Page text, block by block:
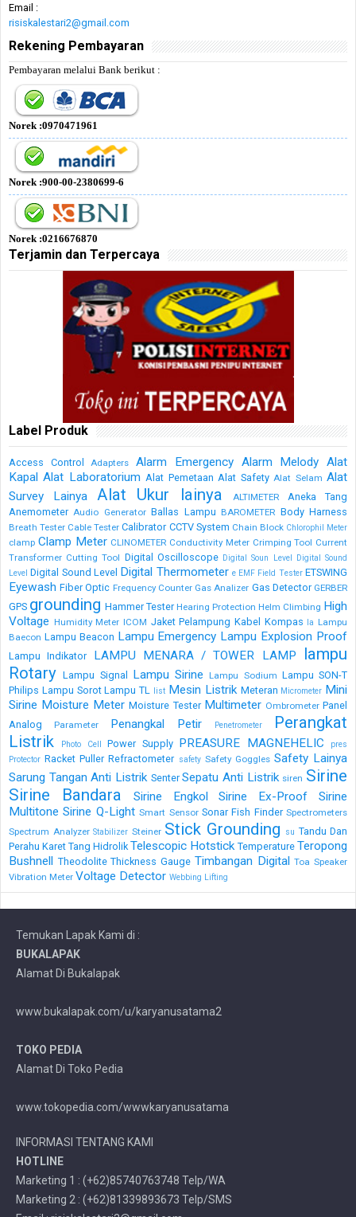
Email :
risiskalestari2@gmail.com
Rekening Pembayaran
Pembayaran melalui Bank berikut :
Norek :0970471961
Norek :900-00-2380699-6
Norek :0216676870
Terjamin dan Terpercaya
Label Produk
Access Control Adapters Alarm Emergency Alarm Melody Alat
Kapal Alat Laboratorium Alat Pemetaan Alat Safety Alat Selam Alat
Survey Lainya
Alat Ukur lainya ALTIMETER
Aneka Tang
Anemometer Audio Generator Ballas Lampu BAROMETER Body Harness
Breath Tester Cable Tester Calibrator CCTV System Chain Block Chlorophil Meter
clamp Clamp Meter CLINOMETER Conductivity Meter Crimping Tool Current
Transformer Cutting Tool Digital Oscilloscope Digital Soun Level Digital Sound
Level Digital Sound Level Digital Thermometer e EMF Field Tester ETSWING
Eyewash Fiber Optic Frequency Counter Gas Analizer Gas Detector GERBER
GPS grounding Hammer Tester Hearing Protection Helm Climbing High
Voltage Humidity Meter ICOM Jaket Pelampung Kabel Kompas la Lampu
Baecon Lampu Beacon Lampu Emergency Lampu Explosion Proof
Lampu Indikator LAMPU MENARA / TOWER LAMP
lampu
Rotary Lampu Signal Lampu Sirine Lampu Sodium Lampu SON-T
Philips Lampu Sorot Lampu TL list Mesin Listrik Meteran Micrometer Mini
Sirine Moisture Meter Moisture Tester Multimeter Ombrometer Panel
Analog
Parameter Penangkal Petir Penetrometer
Perangkat
Listrik
Photo Cell Power Supply PREASURE MAGNEHELIC
pres
Protector Racket Puller Refractometer safety Safety Goggles Safety Lainya
Sarung Tangan Anti Listrik Senter Sepatu Anti Listrik siren Sirine
Sirine Bandara
Sirine Engkol Sirine Ex-Proof
Sirine
Multitone Sirine Q-Light Smart Sensor Sonar Fish Finder Spectrometers
Spectrum Analyzer Stabilizer Steiner Stick Grounding su Tandu Dan
Perahu Karet Tang Hidrolik Telescopic Hotstick Temperature Teropong
Bushnell Theodolite Thickness Gauge Timbangan Digital Toa Speaker
Vibration Meter Voltage Detector Webbing Lifting
Temukan Lapak Kami di :
BUKALAPAK
Alamat Di Bukalapak
www.bukalapak.com/u/karyanusatama2
TOKO PEDIA
Alamat Di Toko Pedia
www.tokopedia.com/wwwkaryanusatama
INFORMASI TENTANG KAMI
HOTLINE
Marketing 1 : (+62)85740763748 Telp/WA
Marketing 2 : (+62)81339893673 Telp/SMS